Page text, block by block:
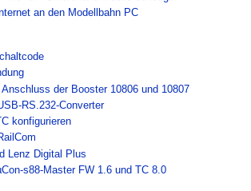
an den Modellbahn PC
der Booster 10806 und 10807
RS.232-Converter
konfigurieren
Lenz Digital Plus
s88-Master FW 1.6 und TC 8.0